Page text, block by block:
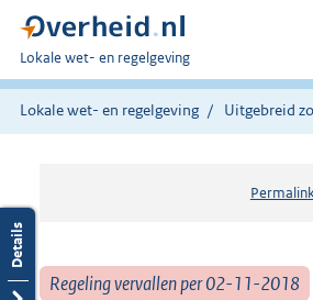
U
bent
hier:
Lokale wet- en regelgeving
Lokale wet- en regelgeving Uitgebreid
Regeling vervallen per 02-11-2018